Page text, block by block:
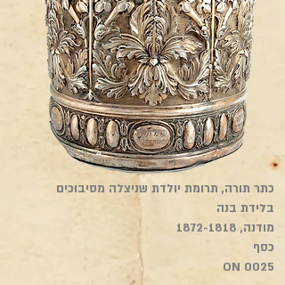
כתר תורה, תרומת יולדת שניצלה מסיבוכים
בלידת בנה
מודנה, 1872-1818
כסף
ON 0025